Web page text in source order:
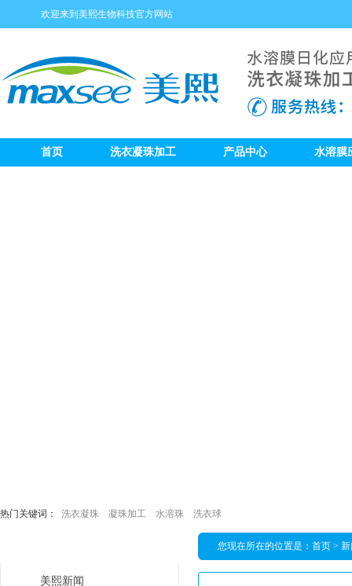
欢迎来到美熙生物科技官方网站
首页 洗衣凝珠加工 产品中心 水溶膜
热门关键词： 洗衣凝珠 凝珠加工 水溶珠 洗衣球
美熙新闻
您现在所在的位置是： 首页 >